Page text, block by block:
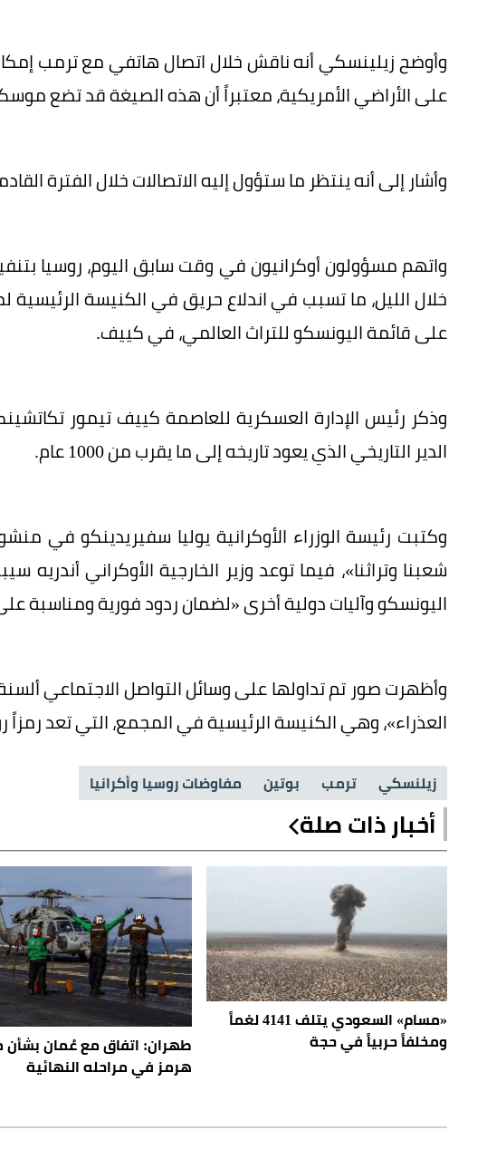
وأوضح زيلينسكي أنه ناقش خلال اتصال هاتفي مع ترمب
على الأراضي الأمريكية، معتبراً أن هذه الصيغة قد تضع
وأشار إلى أنه ينتظر ما ستؤول إليه الاتصالات خلال الفترة
واتهم مسؤولون أوكرانيون في وقت سابق اليوم، روسيا
خلال الليل، ما تسبب في اندلاع حريق في الكنيسة
على قائمة اليونسكو للتراث العالمي، في كييف.
وذكر رئيس الإدارة العسكرية للعاصمة كييف تيمور
الدير التاريخي الذي يعود تاريخه إلى ما يقرب من 1000 عام.
وكتبت رئيسة الوزراء الأوكرانية يوليا سفيريدينكو
شعبنا وتراثنا»، فيما توعد وزير الخارجية الأوكراني
اليونسكو وآليات دولية أخرى «لضمان ردود فورية ومناسبة
وأظهرت صور تم تداولها على وسائل التواصل الاجتماعي
العذراء»، وهي الكنيسة الرئيسية في المجمع، التي تعد رمزاً
زيلنسكي ترمب بوتين مفاوضات روسيا وأكرانيا
أخبار ذات صلة
«مسام» السعودي يتلف 4141 لغماً
ومخلفاً حربياً في حجة
طهران: اتفاق مع عُمان بشأن
هرمز في مراحله النهائية